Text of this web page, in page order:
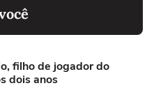
filho de jogador do
dois anos